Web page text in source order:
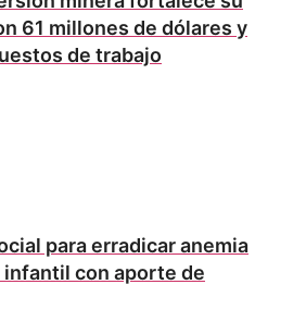
61 millones de dólares y
de trabajo
para erradicar anemia
con aporte de